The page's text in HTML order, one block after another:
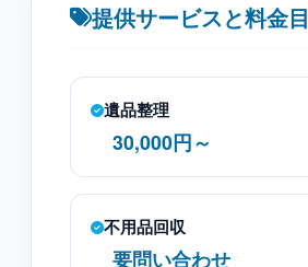
提供サービスと料金
遺品整理
30,000円～
不用品回収
要問い合わせ